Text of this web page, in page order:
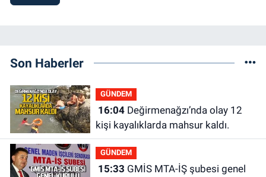
Son Haberler
GÜNDEM
16:04Değirmenağzı’nda olay 12
kişi kayalıklarda mahsur kaldı.
GÜNDEM
15:33